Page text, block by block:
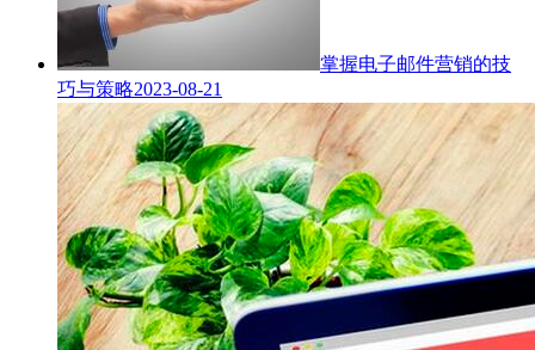
掌握电子邮件营销的技
巧与策略2023-08-21